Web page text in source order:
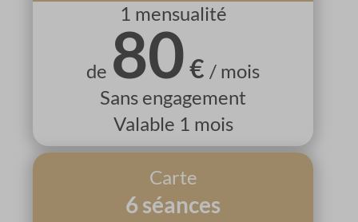
1 mensualité
de 80€ / mois
Sans engagement
Valable 1 mois
Carte
6 séances